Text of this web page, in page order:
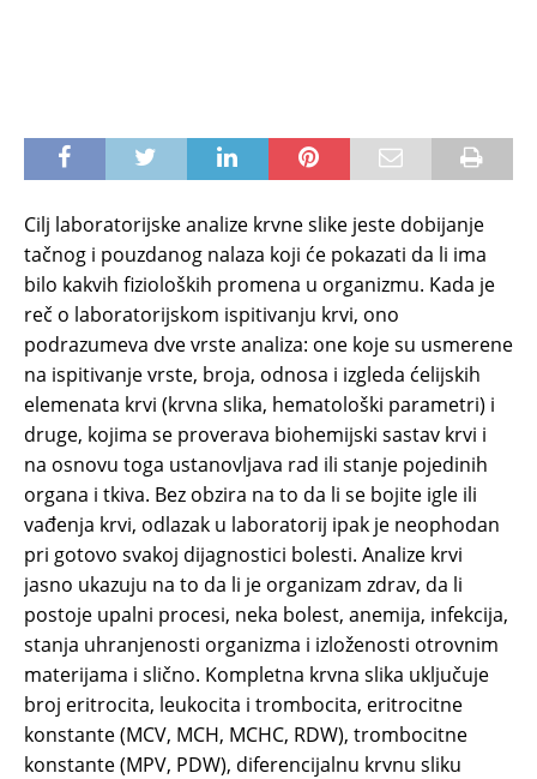
Cilj laboratorijske analize krvne slike jeste dobijanje
tačnog i pouzdanog nalaza koji će pokazati da li ima
bilo kakvih fizioloških promena u organizmu. Kada je
reč o laboratorijskom ispitivanju krvi, ono
podrazumeva dve vrste analiza: one koje su usmerene
na ispitivanje vrste, broja, odnosa i izgleda ćelijskih
elemenata krvi (krvna slika, hematološki parametri) i
druge, kojima se proverava biohemijski sastav krvi i
na osnovu toga ustanovljava rad ili stanje pojedinih
organa i tkiva. Bez obzira na to da li se bojite igle ili
vađenja krvi, odlazak u laboratorij ipak je neophodan
pri gotovo svakoj dijagnostici bolesti. Analize krvi
jasno ukazuju na to da li je organizam zdrav, da li
postoje upalni procesi, neka bolest, anemija, infekcija,
stanja uhranjenosti organizma i izloženosti otrovnim
materijama i slično. Kompletna krvna slika uključuje
broj eritrocita, leukocita i trombocita, eritrocitne
konstante (MCV, MCH, MCHC, RDW), trombocitne
konstante (MPV, PDW), diferencijalnu krvnu sliku